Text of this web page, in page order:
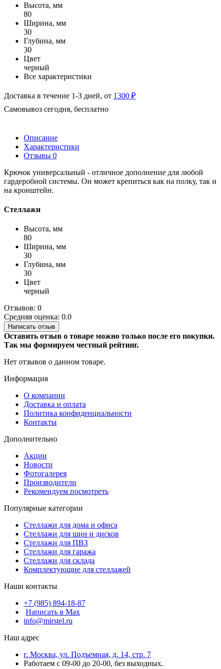
Высота, мм
80
Ширина, мм
30
Глубина, мм
30
Цвет
черный
Все характеристики
Доставка в течение 1-3 дней, от 1300 ₽
Самовывоз сегодня, бесплатно
Описание
Характеристики
Отзывы 0
Крючок универсальный - отличное дополнение для любой
гардеробной системы. Он может крепиться как на полку, так и
на кронштейн.
Стеллажи
Высота, мм
80
Ширина, мм
30
Глубина, мм
30
Цвет
черный
Отзывов: 0
Средняя оценка: 0.0
Написать отзыв
Оставить отзыв о товаре можно только после его покупки.
Так мы формируем честный рейтинг.
Нет отзывов о данном товаре.
Информация
О компании
Доставка и оплата
Политика конфиденциальности
Контакты
Дополнительно
Акции
Новости
Фотогалерея
Производители
Рекомендуем посмотреть
Популярные категории
Стеллажи для дома и офиса
Стеллажи для шин и дисков
Стеллажи для ПВЗ
Стеллажи для гаража
Стеллажи для склада
Комплектующие для стеллажей
Наши контакты
+7 (985) 894-18-87
Написать в Max
info@mirstel.ru
Наш адрес
г. Москва, ул. Подъемная, д. 14, стр. 7
Работаем с 09-00 до 20-00, без выходных.